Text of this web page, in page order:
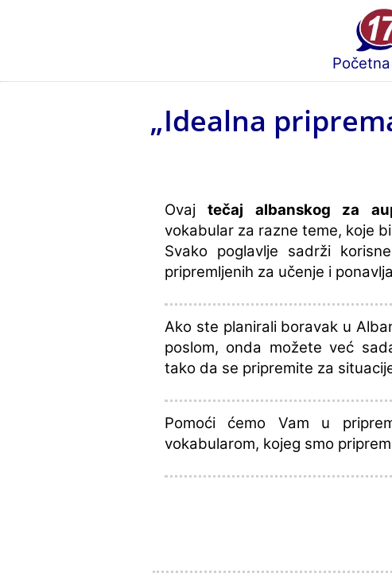
Početna
„Idealna
Ovajtečaj albanskog za
vokabular za razne teme, koje
Svako poglavlje sadrži
pripremljenih za učenje i
Ako ste planirali boravak u
poslom, onda možete već
tako da se pripremite za
Pomoći ćemo Vam u
vokabularom, kojeg smo